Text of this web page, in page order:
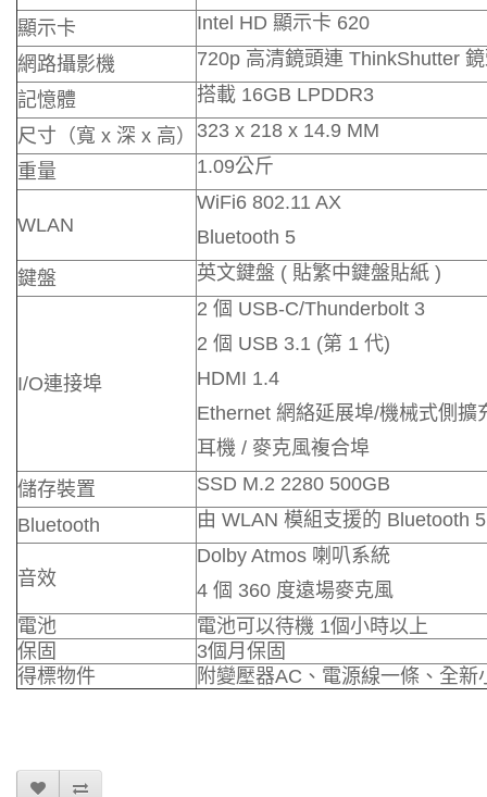
顯示卡
Intel HD 顯示卡 620
網路攝影機
720p 高清鏡頭連 ThinkShutter
記憶體
搭載 16GB LPDDR3
尺寸（寬 x 深 x 高） 323 x 218 x 14.9 MM
重量
1.09公斤
WLAN
WiFi6 802.11 AX
Bluetooth 5
鍵盤
英文鍵盤 ( 貼繁中鍵盤貼紙 )
I/O連接埠
2 個 USB-C/Thunderbolt 3
2 個 USB 3.1 (第 1 代)
HDMI 1.4
Ethernet 網絡延展埠/機械式側擴
耳機 / 麥克風複合埠
儲存裝置
SSD M.2 2280 500GB
Bluetooth
由 WLAN 模組支援的 Bluetooth 5
音效
Dolby Atmos 喇叭系統
4 個 360 度遠場麥克風
電池
電池可以待機 1個小時以上
保固
3個月保固
得標物件
附變壓器AC、電源線一條、全新